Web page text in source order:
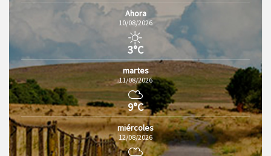
Ahora
10/08/2026
3°C
martes
11/08/2026
9°C
miércoles
12/08/2026